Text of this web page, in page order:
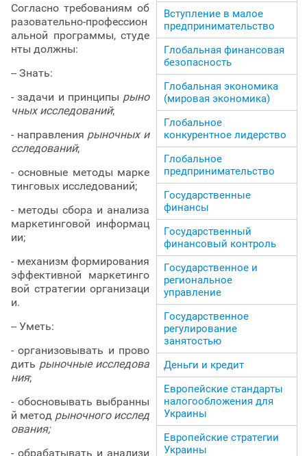
Согласно требованиям об
разовательно-профессион
альной программы, студе
нты должны:
-- Знать:
- задачи и принципы рыно
чных исследований;
- направления рыночных и
сследований;
- основные методы марке
тинговых исследований;
- методы сбора и анализа
маркетинговой информац
ии;
- механизм формирования
эффективной маркетинго
вой стратегии организаци
и.
-- Уметь:
- организовывать и прово
дить рыночные исследова
ния;
- обосновывать выбранны
й метод рыночного исслед
ования;
- обрабатывать и анализи
Вступление в малое
предпринимательство
Глобальная финансовая
безопасность
Глобальная экономика
(мировая экономика)
Глобальное
конкурентное лидерство
Глобальное
предпринимательство
Государственные
финансы
Государственный
финансовый контроль
Государственное и
региональное
управление
Государственное
регулирование
занятостью
Деньги и кредит
Европейские стандарты
налогообложения для
Украины
Европейские стратегии
Украины